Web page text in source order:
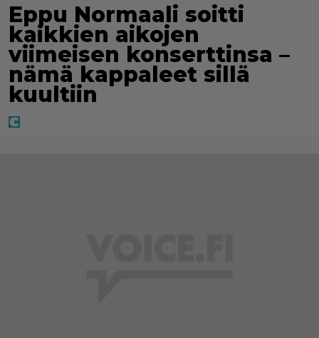
Eppu Normaali soitti
kaikkien aikojen
viimeisen konserttinsa –
nämä kappaleet sillä
kuultiin